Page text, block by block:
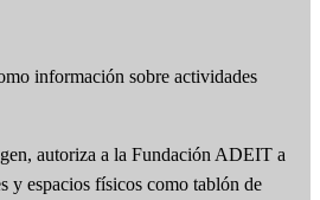
información sobre actividades
autoriza a la Fundación ADEIT a
y espacios físicos como tablón de